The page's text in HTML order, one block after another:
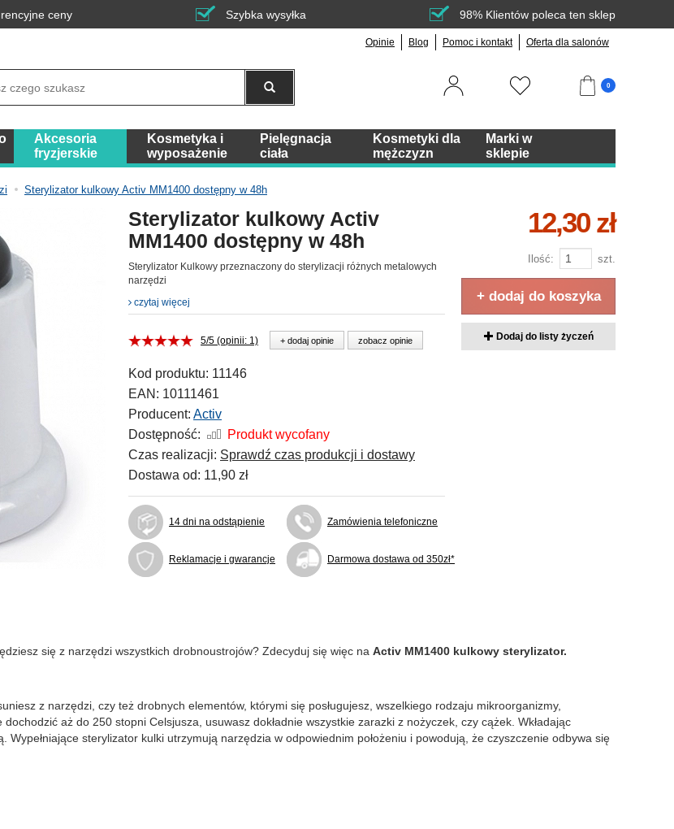
ceny Szybka wysyłka 98% Klientów poleca ten sklep
Opinie Blog Pomoc i kontakt Oferta dla salonów
0
Akcesoria
fryzjerskie
Kosmetyka i
wyposażenie
Pielęgnacja
ciała
Kosmetyki dla
mężczyzn
Marki w
sklepie
Sterylizator kulkowy Activ MM1400 dostępny w 48h
Sterylizator kulkowy Activ
MM1400 dostępny w 48h
Sterylizator Kulkowy przeznaczony do sterylizacji różnych metalowych
narzędzi
czytaj więcej
5/5 (opinii: 1) + dodaj opinie zobacz opinie
Kod produktu: 11146
EAN: 10111461
Producent: Activ
Dostępność:
Produkt wycofany
Czas realizacji: Sprawdź czas produkcji i dostawy
Dostawa od: 11,90 zł
14 dni na odstąpienie Zamówienia telefoniczne
Reklamacje i gwarancje Darmowa dostawa od 350zł*
12,30 zł
Ilość: szt.
+ dodaj do koszyka
Dodaj do listy życzeń
się z narzędzi wszystkich drobnoustrojów? Zdecyduj się więc na Activ MM1400 kulkowy sterylizator.
z narzędzi, czy też drobnych elementów, którymi się posługujesz, wszelkiego rodzaju mikroorganizmy,
aż do 250 stopni Celsjusza, usuwasz dokładnie wszystkie zarazki z nożyczek, czy cążek. Wkładając
sterylizator kulki utrzymują narzędzia w odpowiednim położeniu i powodują, że czyszczenie odbywa się